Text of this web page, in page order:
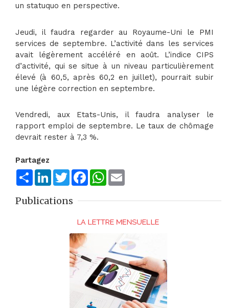
un statuquo en perspective.
Jeudi, il faudra regarder au Royaume-Uni le PMI
services de septembre. L’activité dans les services
avait légèrement accéléré en août. L’indice CIPS
d’activité, qui se situe à un niveau particulièrement
élevé (à 60,5, après 60,2 en juillet), pourrait subir
une légère correction en septembre.
Vendredi, aux Etats-Unis, il faudra analyser le
rapport emploi de septembre. Le taux de chômage
devrait rester à 7,3 %.
Partagez
ShareLinkedInTwitterFacebookWhatsApp
Publications